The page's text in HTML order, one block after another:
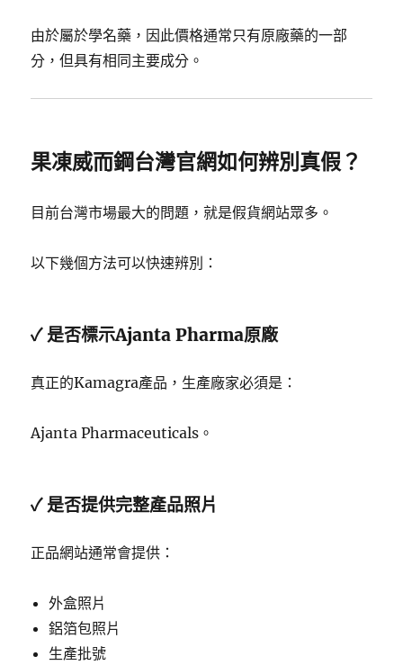
由於屬於學名藥，因此價格通常只有原廠藥的一部
分，但具有相同主要成分。
果凍威而鋼台灣官網如何辨別真假？
目前台灣市場最大的問題，就是假貨網站眾多。
以下幾個方法可以快速辨別：
✓ 是否標示Ajanta Pharma原廠
真正的Kamagra產品，生產廠家必須是：
Ajanta Pharmaceuticals。
✓ 是否提供完整產品照片
正品網站通常會提供：
外盒照片
鋁箔包照片
生產批號